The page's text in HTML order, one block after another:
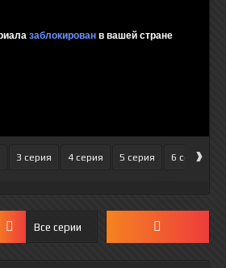
3 серия 4 серия 5 серия 6 серия
›
Все серии